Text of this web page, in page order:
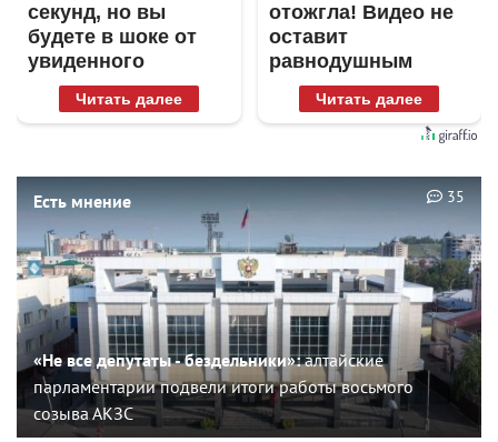
секунд, но вы
будете в шоке от
увиденного
Читать далее
отожгла! Видео не
оставит
равнодушным
Читать далее
Есть мнение
«Не все депутаты - бездельники»:алтайские
парламентарии подвели итоги работы восьмого
созыва АКЗС
35